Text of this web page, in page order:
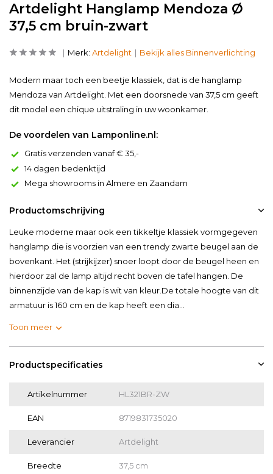
Artdelight Hanglamp Mendoza Ø
37,5 cm bruin-zwart
Merk: Artdelight Bekijk alles Binnenverlichting
Modern maar toch een beetje klassiek, dat is de hanglamp
Mendoza van Artdelight. Met een doorsnede van 37,5 cm geeft
dit model een chique uitstraling in uw woonkamer.
De voordelen van Lamponline.nl:
Gratis verzenden vanaf € 35,-
14 dagen bedenktijd
Mega showrooms in Almere en Zaandam
Productomschrijving
Leuke moderne maar ook een tikkeltje klassiek vormgegeven
hanglamp die is voorzien van een trendy zwarte beugel aan de
bovenkant. Het (strijkijzer) snoer loopt door de beugel heen en
hierdoor zal de lamp altijd recht boven de tafel hangen. De
binnenzijde van de kap is wit van kleur.De totale hoogte van dit
armatuur is 160 cm en de kap heeft een dia...
Toon meer
Productspecificaties
Artikelnummer HL321BR-ZW
EAN 8719831735020
Leverancier Artdelight
Breedte 37,5 cm